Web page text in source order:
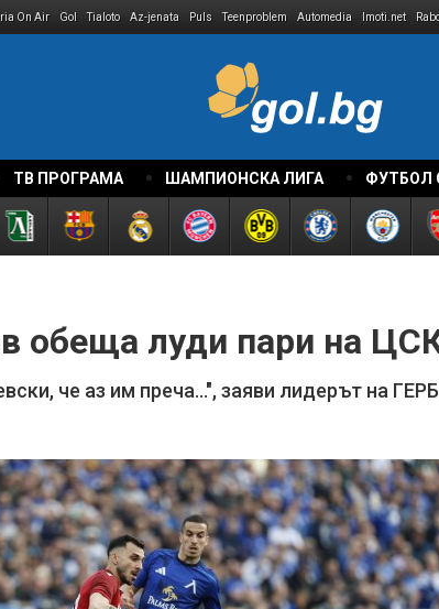
On Air Gol Tialoto Az-jenata Puls Teenproblem Automedia Imoti.net
ТВ ПРОГРАМА ШАМПИОНСКА ЛИГА ФУТБОЛ
обеща луди пари на
че аз им преча...", заяви лидерът на ГЕРБ